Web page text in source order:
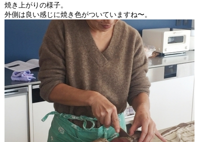
焼き上がりの様子。
外側は良い感じに焼き色がついていますね〜。